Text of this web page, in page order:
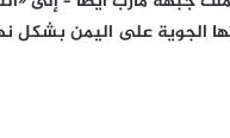
الجوية على اليمن بشكل